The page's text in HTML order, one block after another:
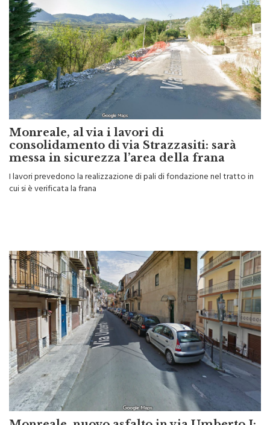
Monreale, al via i lavori di
consolidamento di via Strazzasiti: sarà
messa in sicurezza l’area della frana
I lavori prevedono la realizzazione di pali di fondazione nel tratto in